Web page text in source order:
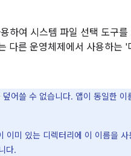
하여 시스템 파일 선택 도구
다른 운영체제에서 사용하는
어쓸 수 없습니다. 앱이 동일한
이미 있는 디렉터리에 이 이름을
다.